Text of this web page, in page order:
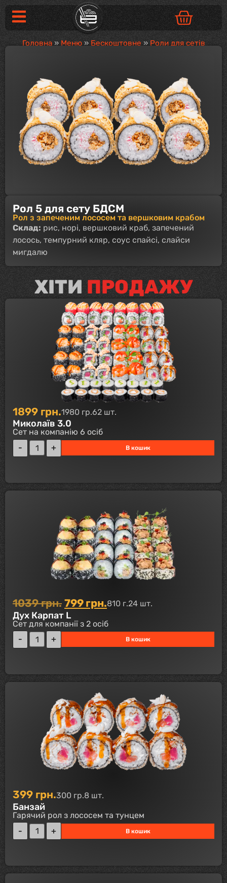
Головна» Меню» Бескоштовне » Роли для сетів
Рол 5 для сету БДСМ
Рол з запеченим лососем та вершковим крабом
Склад: рис, норі, вершковий краб, запечений
лосось, темпурний кляр, соус спайсі, слайси
мигдалю
ХІТИ ПРОДАЖУ
1899 грн.1980 гр.62 шт.
Миколаїв 3.0
Сет на компанію 6 осіб
В кошик
1039грн. 799 грн.810 г.24 шт.
Дух Карпат L
Сет для компанії з 2 осіб
В кошик
399 грн.300 гр.8 шт.
Банзай
Гарячий рол з лососем та тунцем
В кошик